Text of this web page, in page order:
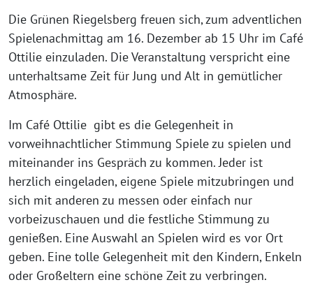
Die Grünen Riegelsberg freuen sich, zum adventlichen
Spielenachmittag am 16. Dezember ab 15 Uhr im Café
Ottilie einzuladen. Die Veranstaltung verspricht eine
unterhaltsame Zeit für Jung und Alt in gemütlicher
Atmosphäre.
Im Café Ottilie gibt es die Gelegenheit in
vorweihnachtlicher Stimmung Spiele zu spielen und
miteinander ins Gespräch zu kommen. Jeder ist
herzlich eingeladen, eigene Spiele mitzubringen und
sich mit anderen zu messen oder einfach nur
vorbeizuschauen und die festliche Stimmung zu
genießen. Eine Auswahl an Spielen wird es vor Ort
geben. Eine tolle Gelegenheit mit den Kindern, Enkeln
oder Großeltern eine schöne Zeit zu verbringen.